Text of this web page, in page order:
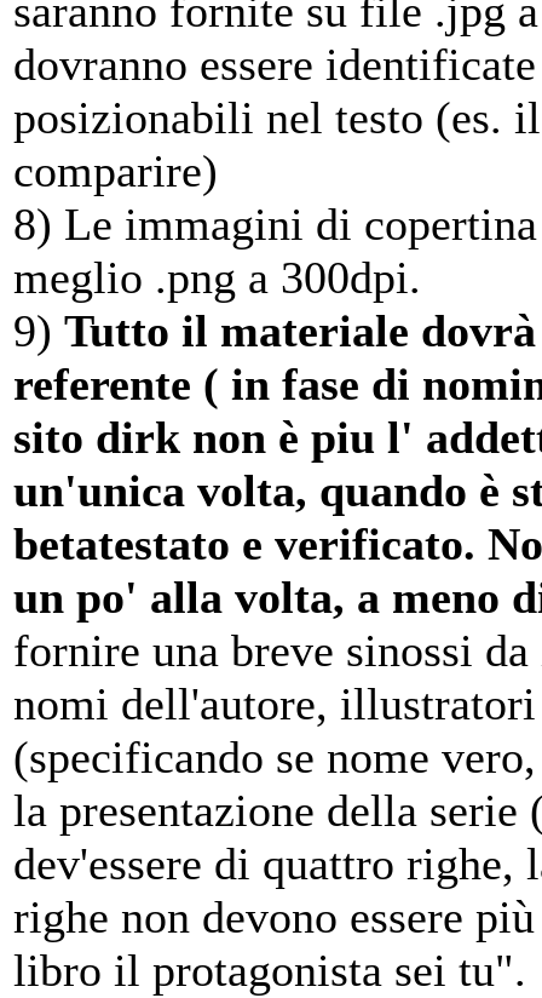
saranno fornite su file .jpg
dovranno essere
posizionabili nel testo (es.
comparire)
8) Le immagini di
meglio .png a 300dpi.
9) Tutto il materiale
referente ( in fase di
sito dirk non è piu l'
un'unica volta, quando è
betatestato e verificato.
un po' alla volta, a meno
fornire una breve sinossi
nomi dell'autore,
(specificando se nome
la presentazione della
dev'essere di quattro
righe non devono essere
libro il protagonista sei tu".